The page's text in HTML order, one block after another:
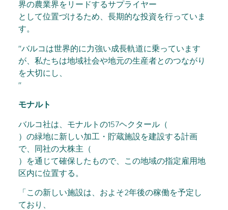
界の農業界をリードするサプライヤー
として位置づけるため、長期的な投資を行っていま
す。
"バルコは世界的に力強い成長軌道に乗っています
が、私たちは地域社会や地元の生産者とのつながり
を大切にし、
"
モナルト
バルコ社は、モナルトの157ヘクタール（
）の緑地に新しい加工・貯蔵施設を建設する計画
で、同社の大株主（
）を通じて確保したもので、この地域の指定雇用地
区内に位置する。
「この新しい施設は、およそ2年後の稼働を予定し
ており、